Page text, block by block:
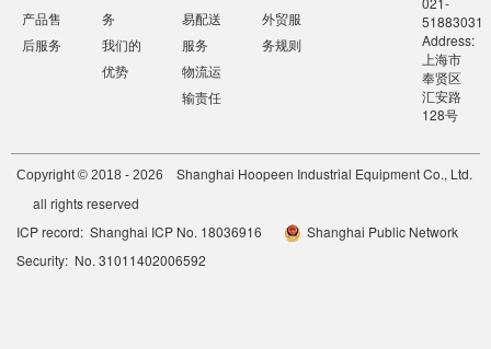
产品售
后服务
务
我们的
优势
易配送
服务
物流运
输责任
外贸服
务规则
51883031
Address:
上海市
奉贤区
汇安路
128号
Copyright © 2018 - 2026 Shanghai Hoopeen Industrial Equipment Co., Ltd.
all rights reserved
ICP record: Shanghai ICP No. 18036916
Shanghai Public Network
Security: No. 31011402006592